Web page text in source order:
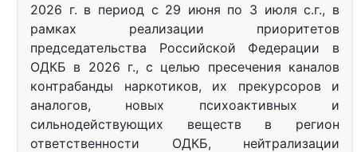
2026 г. в период с 29 июня по 3 июля с.г., в
рамках реализации приоритетов
председательства Российской Федерации в
ОДКБ в 2026 г., с целью пресечения каналов
контрабанды наркотиков, их прекурсоров и
аналогов, новых психоактивных и
сильнодействующих веществ в регион
ответственности ОДКБ, нейтрализации